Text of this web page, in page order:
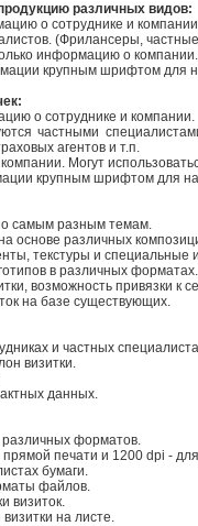
различных видов:
о сотруднике и
(Фрилансеры,
информацию о компании.
крупным шрифтом для
о сотруднике и компании.
частными
агентов и т.п.
Могут
крупным шрифтом для
самым разным темам.
основе различных
текстуры и специальные
в различных форматах.
возможность привязки к
на базе существующих.
и частных
визитки.
данных.
различных форматов.
печати и 1200 dpi -
бумаги.
файлов.
визиток.
на листе.